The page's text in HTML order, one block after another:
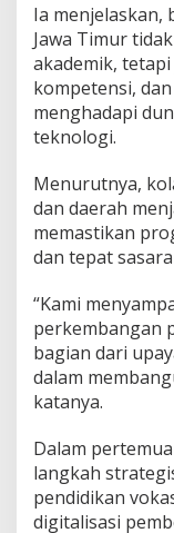
Ia menjelaskan,
Jawa Timur
akademik,
kompetensi,
menghadapi
teknologi.
Menurutnya,
dan daerah
memastikan
dan tepat
“Kami
perkembangan
bagian dari
dalam
katanya.
Dalam
langkah
pendidikan
digitalisasi